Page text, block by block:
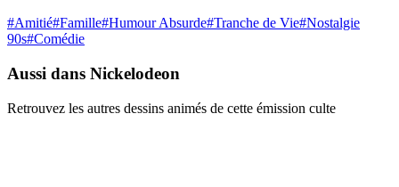
#Amitié#Famille#Humour Absurde#Tranche de Vie#Nostalgie
90s#Comédie
Aussi dans Nickelodeon
Retrouvez les autres dessins animés de cette émission culte